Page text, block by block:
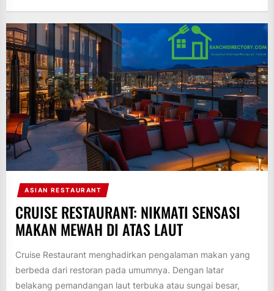
ASIAN RESTAURANT
CRUISE RESTAURANT: NIKMATI SENSASI
MAKAN MEWAH DI ATAS LAUT
Cruise Restaurant menghadirkan pengalaman makan yang
berbeda dari restoran pada umumnya. Dengan latar
belakang pemandangan laut terbuka atau sungai besar,